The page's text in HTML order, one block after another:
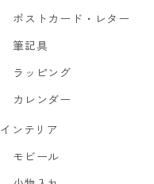
ポストカード・レター
筆記具
ラッピング
カレンダー
インテリア
モビール